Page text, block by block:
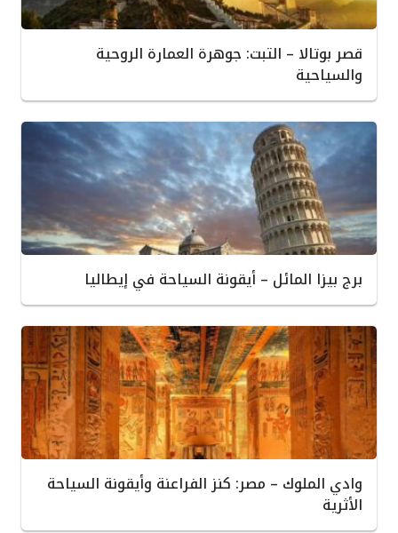
قصر بوتالا – التبت: جوهرة العمارة الروحية
والسياحية
برج بيزا المائل – أيقونة السياحة في إيطاليا
وادي الملوك – مصر: كنز الفراعنة وأيقونة السياحة
الأثرية